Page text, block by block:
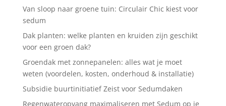
Van sloop naar groene tuin: Circulair Chic kiest voor
sedum
Dak planten: welke planten en kruiden zijn geschikt
voor een groen dak?
Groendak met zonnepanelen: alles wat je moet
weten (voordelen, kosten, onderhoud & installatie)
Subsidie buurtinitiatief Zeist voor Sedumdaken
Regenwateropvang maximaliseren met Sedum op je